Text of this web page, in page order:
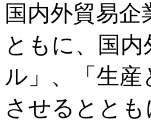
国内外貿易
ともに、国
ル」、「生
させるとと